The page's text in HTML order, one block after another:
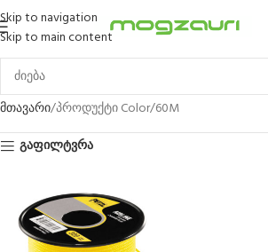
Skip to navigation
Skip to main content
მთავარი პროდუქტი Color 60M
გაფილტვრა